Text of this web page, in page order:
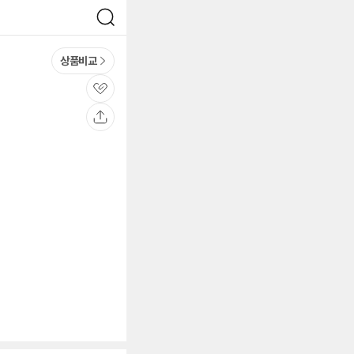
검
색
상품비교
관
심